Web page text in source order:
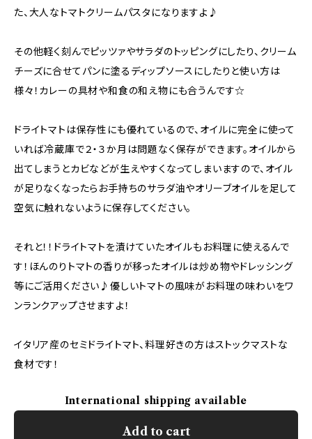
た、大人なトマトクリームパスタになりますよ♪
その他軽く刻んでピッツァやサラダのトッピングにしたり、クリーム
チーズに合せてパンに塗るディップソースにしたりと使い方は
様々！カレーの具材や和食の和え物にも合うんです☆
ドライトマトは保存性にも優れているので、オイルに完全に使って
いれば冷蔵庫で２・３か月は問題なく保存ができます。オイルから
出てしまうとカビなどが生えやすくなってしまいますので、オイル
が足りなくなったらお手持ちのサラダ油やオリーブオイルを足して
空気に触れないように保存してください。
それと！！ドライトマトを漬けていたオイルもお料理に使えるんで
す！ほんのりトマトの香りが移ったオイルは炒め物やドレッシング
等にご活用ください♪優しいトマトの風味がお料理の味わいをワ
ンランクアップさせますよ！
イタリア産のセミドライトマト、料理好きの方はストックマストな
食材です！
International shipping available
Add to cart